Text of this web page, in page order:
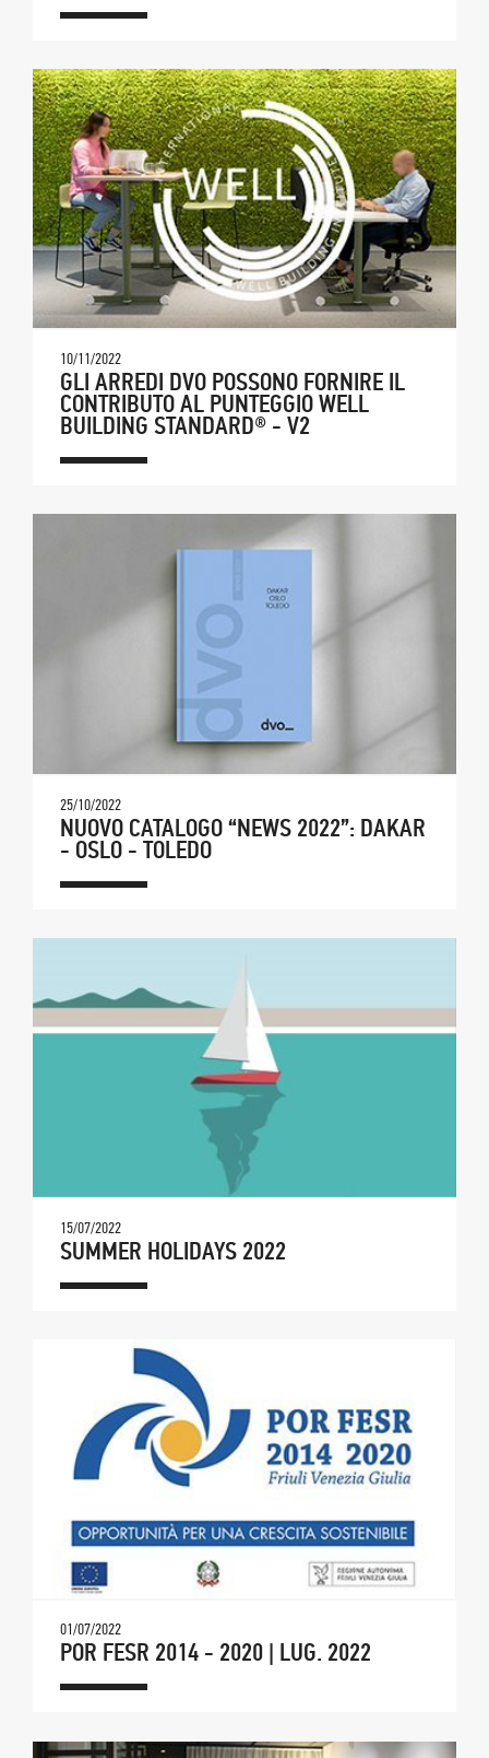
10/11/2022
GLI ARREDI DVO POSSONO FORNIRE IL
CONTRIBUTO AL PUNTEGGIO WELL
BUILDING STANDARD® - V2
25/10/2022
NUOVO CATALOGO “NEWS 2022”: DAKAR
- OSLO - TOLEDO
15/07/2022
SUMMER HOLIDAYS 2022
01/07/2022
POR FESR 2014 - 2020 | LUG. 2022